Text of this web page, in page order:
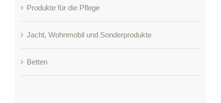
Produkte für die Pflege
Jacht, Wohnmobil und Sonderprodukte
Betten